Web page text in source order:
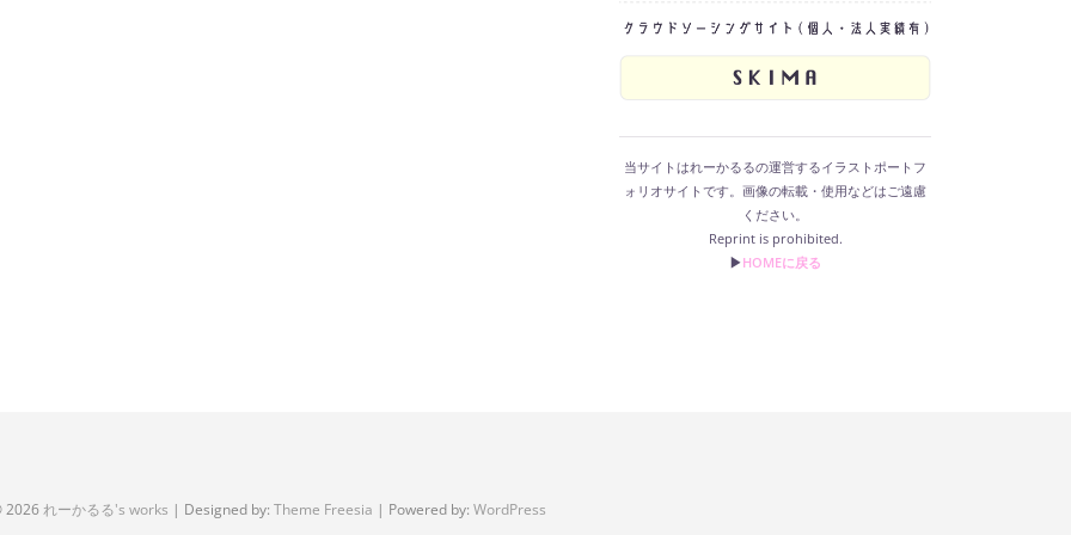
当サイトはれーかるるの運営するイラストポートフ
ォリオサイトです。画像の転載・使用などはご遠慮
ください。
Reprint is prohibited.
▶︎HOMEに戻る
2026れーかるる's works | Designed by: Theme Freesia | Powered by: WordPress